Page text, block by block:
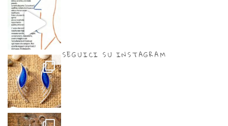
SEGUICI SU INSTAGRAM